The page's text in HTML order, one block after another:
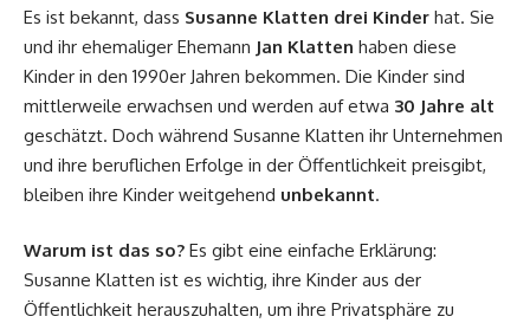
Es ist bekannt, dass Susanne Klatten drei Kinder hat. Sie
und ihr ehemaliger Ehemann Jan Klatten haben diese
Kinder in den 1990er Jahren bekommen. Die Kinder sind
mittlerweile erwachsen und werden auf etwa 30 Jahre alt
geschätzt. Doch während Susanne Klatten ihr Unternehmen
und ihre beruflichen Erfolge in der Öffentlichkeit preisgibt,
bleiben ihre Kinder weitgehend unbekannt.
Warum ist das so? Es gibt eine einfache Erklärung:
Susanne Klatten ist es wichtig, ihre Kinder aus der
Öffentlichkeit herauszuhalten, um ihre Privatsphäre zu